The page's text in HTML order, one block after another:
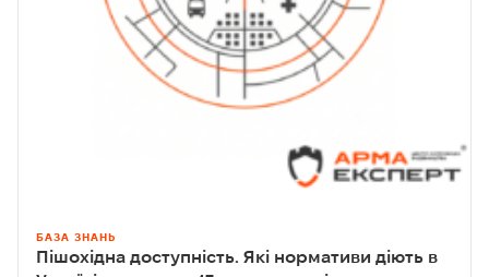
БАЗА ЗНАНЬ
Пішохідна доступність. Які нормативи діють в